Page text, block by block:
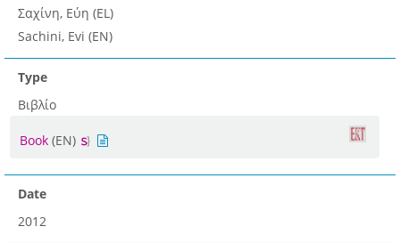
Σαχίνη, Εύη (EL)
Sachini, Evi (EN)
Type
Βιβλίο
Book (EN)
Date
2012